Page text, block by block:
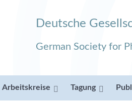
Deutsche
German Society for
Arbeitskreise Tagung